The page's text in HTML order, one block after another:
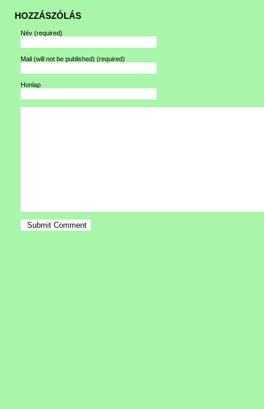
HOZZÁSZÓLÁS
Név (required)
Mail (will not be published) (required)
Honlap